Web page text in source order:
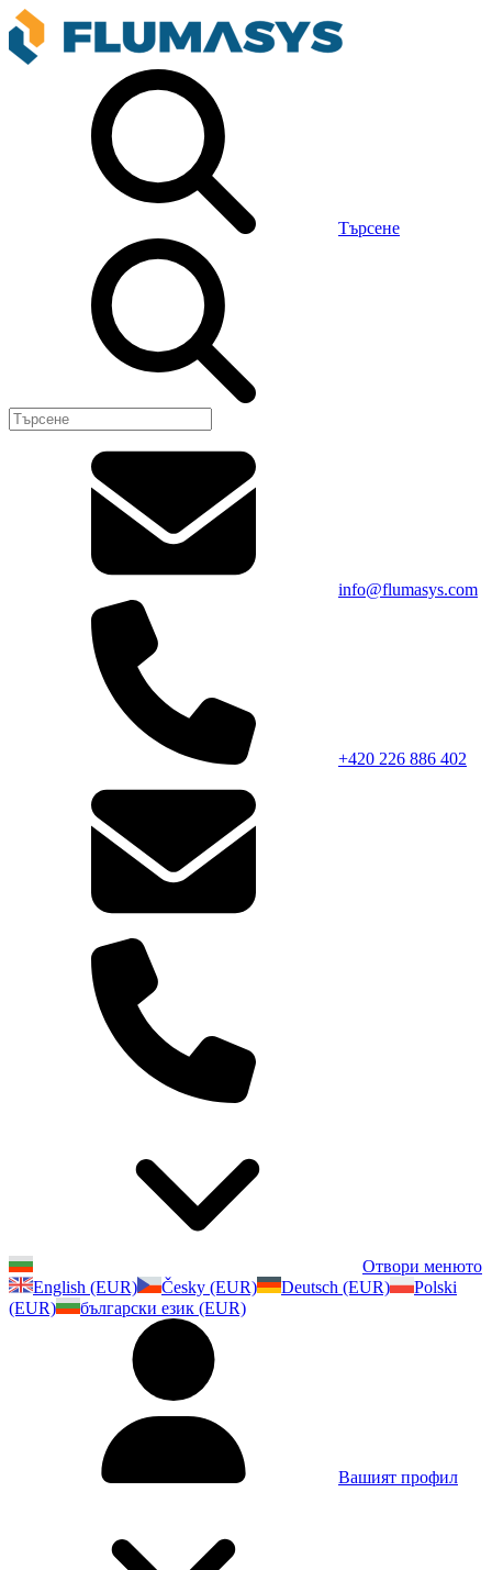
Търсене
info@flumasys.com
+420 226 886 402
Отвори менюто
English (EUR)
Česky (EUR) Deutsch (EUR)
Polski
(EUR)
български език (EUR)
Вашият профил